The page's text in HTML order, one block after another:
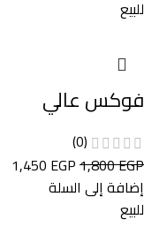
للبيع
فوكس عالي
(0)
1,800EGP
1,450 EGP
إضافة إلى السلة
للبيع